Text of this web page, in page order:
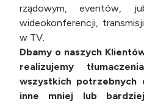
rządowym, eventów,
wideokonferencji,
w TV.
Dbamy o naszych
realizujemy
wszystkich potrzebnych
inne mniej lub